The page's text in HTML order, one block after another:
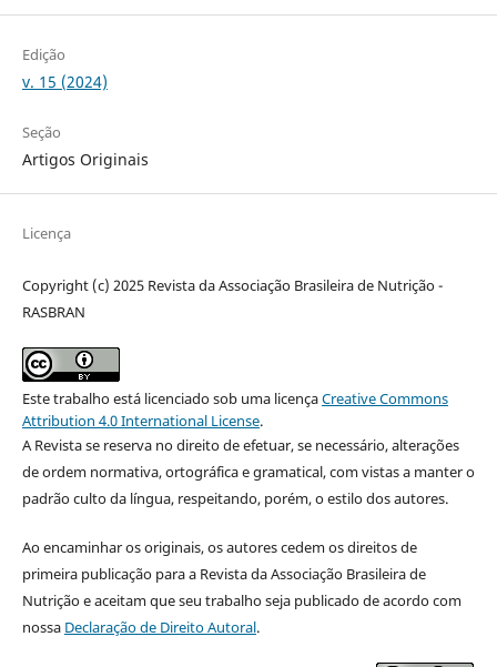
Edição
v. 15 (2024)
Seção
Artigos Originais
Licença
Copyright (c) 2025 Revista da Associação Brasileira de Nutrição -
RASBRAN
Este trabalho está licenciado sob uma licençaCreative Commons
Attribution 4.0 International License.
A Revista se reserva no direito de efetuar, se necessário, alterações
de ordem normativa, ortográfica e gramatical, com vistas a manter o
padrão culto da língua, respeitando, porém, o estilo dos autores.
Ao encaminhar os originais, os autores cedem os direitos de
primeira publicação para a Revista da Associação Brasileira de
Nutrição e aceitam que seu trabalho seja publicado de acordo com
nossa Declaração de Direito Autoral.